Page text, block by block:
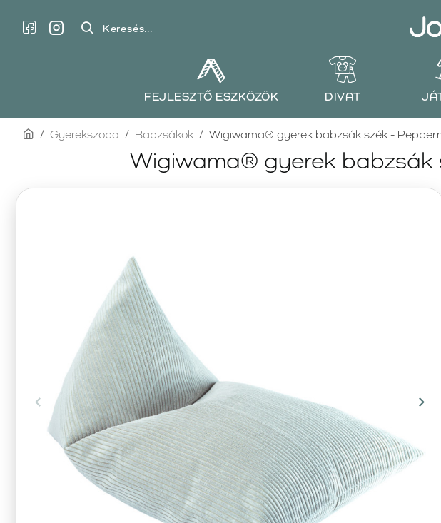
Keresés...
FEJLESZTŐ ESZKÖZÖK DIVAT
Wigiwama® gyerek babzsák
homeGyerekszoba Babzsákok Wigiwama® gyerek babzsák szék -